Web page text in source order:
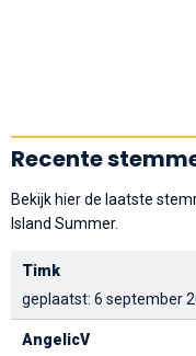
Recente
Bekijk hier de laatste
Island Summer.
Timk
geplaatst: 6 september
AngelicV